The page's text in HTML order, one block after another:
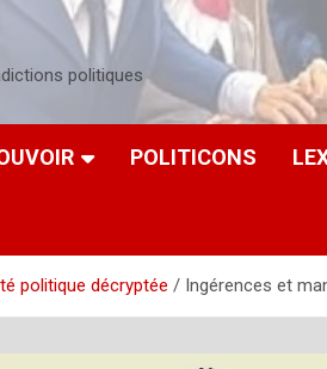
politiques
POLITICONS
politique décryptée Ingérences et